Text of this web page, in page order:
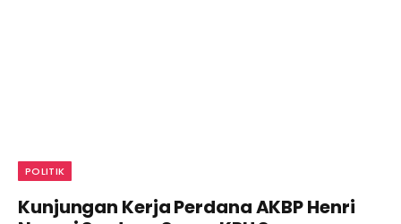
POLITIK
Kunjungan Kerja Perdana AKBP Henri